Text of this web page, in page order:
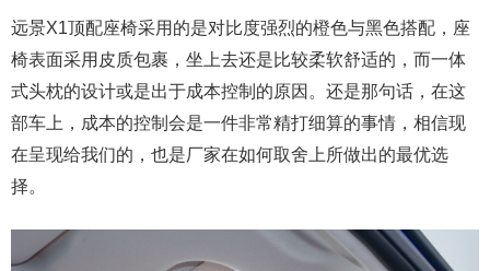
远景X1顶配座椅采用的是对比度强烈的橙色与黑色搭配，座
椅表面采用皮质包裹，坐上去还是比较柔软舒适的，而一体
式头枕的设计或是出于成本控制的原因。还是那句话，在这
部车上，成本的控制会是一件非常精打细算的事情，相信现
在呈现给我们的，也是厂家在如何取舍上所做出的最优选
择。